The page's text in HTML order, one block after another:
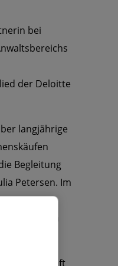
bei
der Deloitte
langjährige
Begleitung
Petersen. Im
Partnerschaft